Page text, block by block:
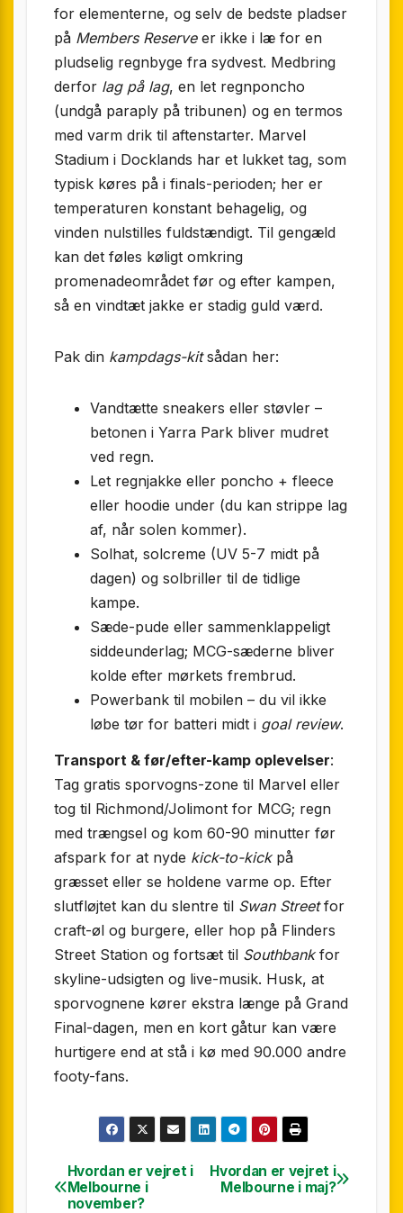
for elementerne, og selv de bedste pladser
på Members Reserveer ikke i læ for en
pludselig regnbyge fra sydvest. Medbring
derfor lag på lag, en let regnponcho
(undgå paraply på tribunen) og en termos
med varm drik til aftenstarter. Marvel
Stadium i Docklands har et lukket tag, som
typisk køres på i finals-perioden; her er
temperaturen konstant behagelig, og
vinden nulstilles fuldstændigt. Til gengæld
kan det føles køligt omkring
promenadeområdet før og efter kampen,
så en vindtæt jakke er stadig guld værd.
Pak din kampdags-kitsådan her:
Vandtætte sneakers eller støvler –
betonen i Yarra Park bliver mudret
ved regn.
Let regnjakke eller poncho + fleece
eller hoodie under (du kan strippe lag
af, når solen kommer).
Solhat, solcreme (UV 5-7 midt på
dagen) og solbriller til de tidlige
kampe.
Sæde-pude eller sammenklappeligt
siddeunderlag; MCG-sæderne bliver
kolde efter mørkets frembrud.
Powerbank til mobilen – du vil ikke
løbe tør for batteri midt i goal review.
Transport & før/efter-kamp oplevelser:
Tag gratis sporvogns-zone til Marvel eller
tog til Richmond/Jolimont for MCG; regn
med trængsel og kom 60-90 minutter før
afspark for at nyde kick-to-kickpå
græsset eller se holdene varme op. Efter
slutfløjtet kan du slentre til Swan Streetfor
craft-øl og burgere, eller hop på Flinders
Street Station og fortsæt til Southbankfor
skyline-udsigten og live-musik. Husk, at
sporvognene kører ekstra længe på Grand
Final-dagen, men en kort gåtur kan være
hurtigere end at stå i kø med 90.000 andre
footy-fans.
Indlægsnavigation
Hvordan er vejret i
Melbourne i maj?
Hvordan er vejret i
Melbourne i
november?